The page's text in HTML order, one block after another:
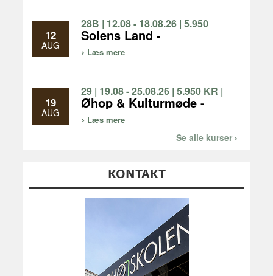
12
AUG
28B | 12.08 - 18.08.26 | 5.950
KR | 1 UGE
Solens Land -
Bronzealderens
forunderlige verden
Læs mere
19
AUG
29 | 19.08 - 25.08.26 | 5.950 KR |
1 UGE
Øhop & Kulturmøde -
oplev natur og kultur på
Limfjordsøerne og i
Nationalpark Thy
Læs mere
Se alle kurser
KONTAKT